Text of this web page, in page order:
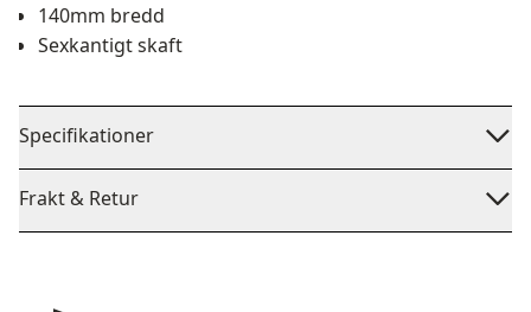
140mm bredd
Sexkantigt skaft
Specifikationer
Frakt & Retur